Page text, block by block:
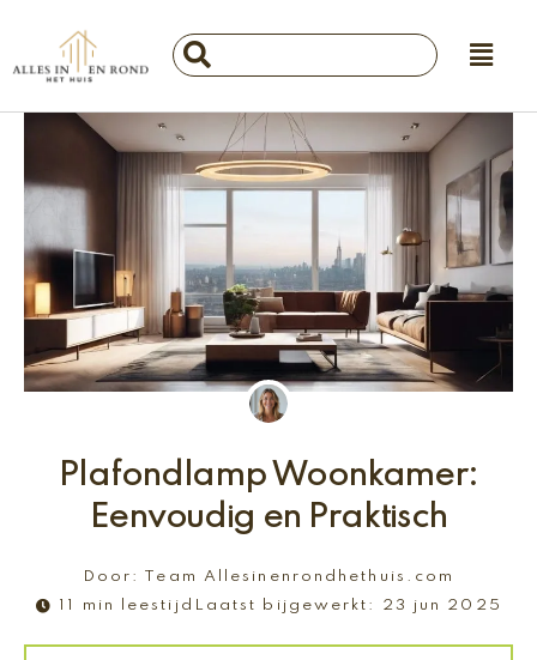
de
Main
Menu
Search
...
Plafondlamp Woonkamer:
Eenvoudig en Praktisch
Door:
Team Allesinenrondhethuis.com
11 min leestijd Laatst bijgewerkt: 23 jun 2025